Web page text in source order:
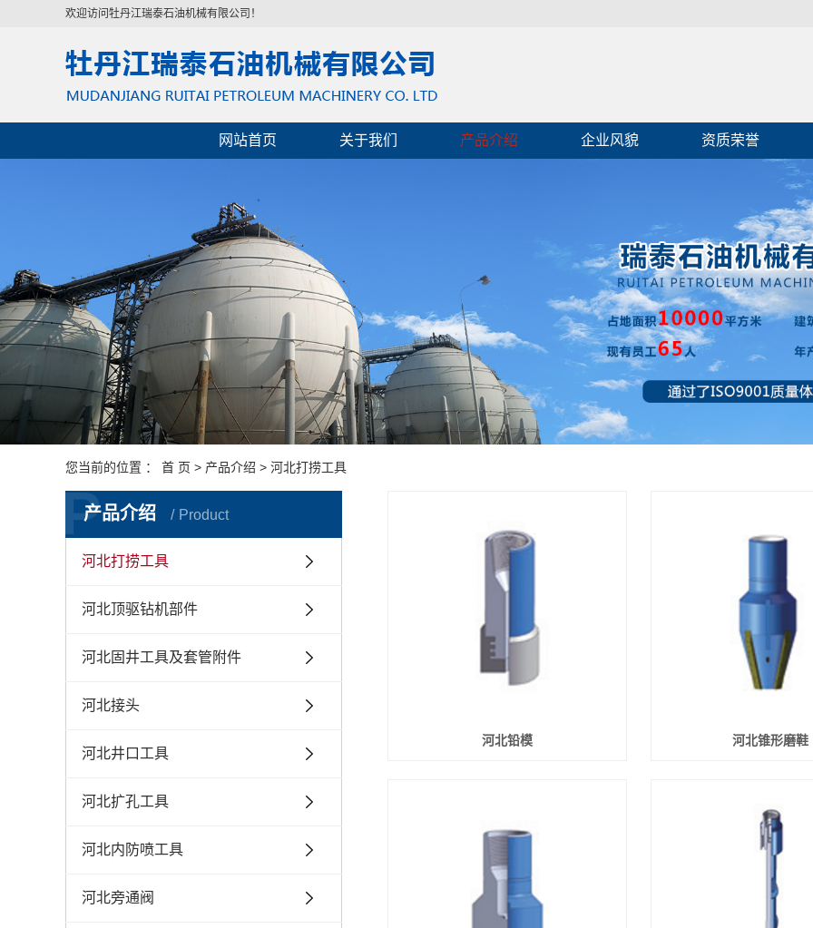
欢迎访问牡丹江瑞泰石油机械有限公司！
网站首页 关于我们 产品介绍 企业风貌 资质荣誉
您当前的位置 ： 首 页 > 产品介绍 > 河北打捞工具
产品介绍 Product
P
河北打捞工具
河北顶驱钻机部件
河北固井工具及套管附件
河北接头
河北井口工具
河北扩孔工具
河北内防喷工具
河北旁通阀
河北铅模 河北锥形磨鞋